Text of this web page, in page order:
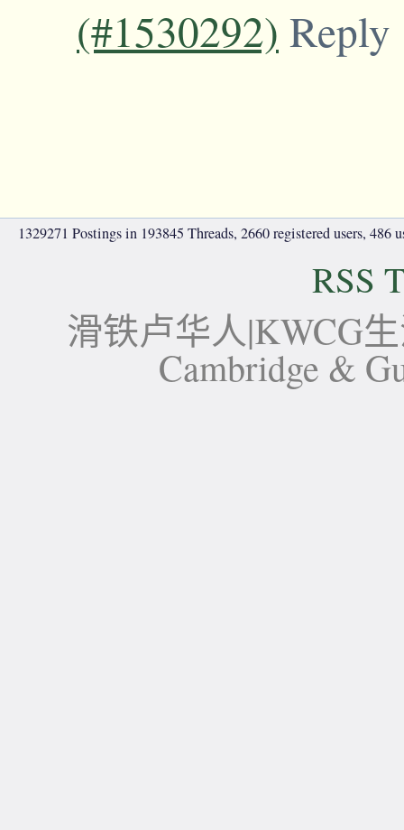
(#1530292) Reply
1329271 Postings in 193845 Threads, 2660 registered users, 486
RSS
滑铁卢华人|KWCG
Cambridge &